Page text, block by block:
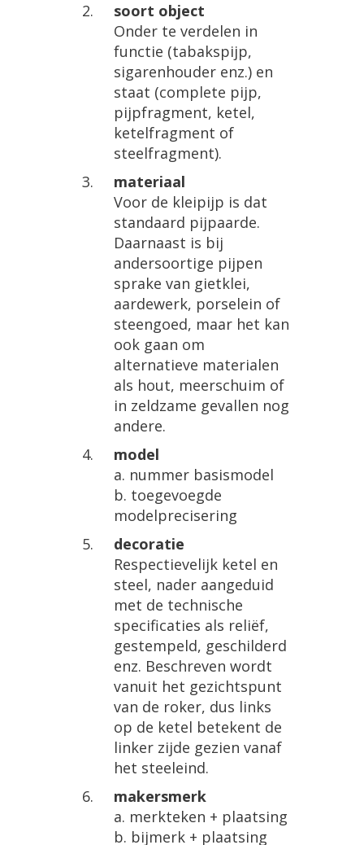
soort object
Onder te verdelen in
functie (tabakspijp,
sigarenhouder enz.) en
staat (complete pijp,
pijpfragment, ketel,
ketelfragment of
steelfragment).
materiaal
Voor de kleipijp is dat
standaard pijpaarde.
Daarnaast is bij
andersoortige pijpen
sprake van gietklei,
aardewerk, porselein of
steengoed, maar het kan
ook gaan om
alternatieve materialen
als hout, meerschuim of
in zeldzame gevallen nog
andere.
model
a. nummer basismodel
b. toegevoegde
modelprecisering
decoratie
Respectievelijk ketel en
steel, nader aangeduid
met de technische
specificaties als reliëf,
gestempeld, geschilderd
enz. Beschreven wordt
vanuit het gezichtspunt
van de roker, dus links
op de ketel betekent de
linker zijde gezien vanaf
het steeleind.
makersmerk
a. merkteken + plaatsing
b. bijmerk + plaatsing